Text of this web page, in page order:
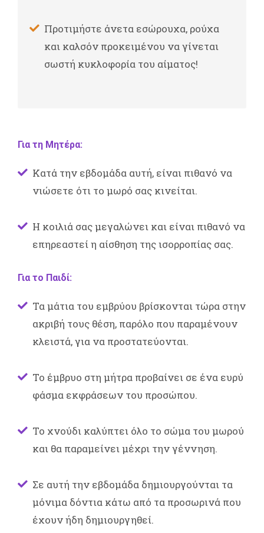
Προτιμήστε άνετα εσώρουχα, ρούχα
και καλσόν προκειμένου να γίνεται
σωστή κυκλοφορία του αίματος!
Για τη Μητέρα:
Κατά την εβδομάδα αυτή, είναι πιθανό να
νιώσετε ότι το μωρό σας κινείται.
Η κοιλιά σας μεγαλώνει και είναι πιθανό να
επηρεαστεί η αίσθηση της ισορροπίας σας.
Για το Παιδί:
Τα μάτια του εμβρύου βρίσκονται τώρα στην
ακριβή τους θέση, παρόλο που παραμένουν
κλειστά, για να προστατεύονται.
Το έμβρυο στη μήτρα προβαίνει σε ένα ευρύ
φάσμα εκφράσεων του προσώπου.
Το χνούδι καλύπτει όλο το σώμα του μωρού
και θα παραμείνει μέχρι την γέννηση.
Σε αυτή την εβδομάδα δημιουργούνται τα
μόνιμα δόντια κάτω από τα προσωρινά που
έχουν ήδη δημιουργηθεί.